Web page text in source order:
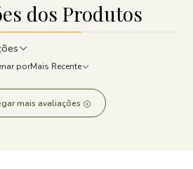
dos Produtos
porMais Recente
mais avaliações